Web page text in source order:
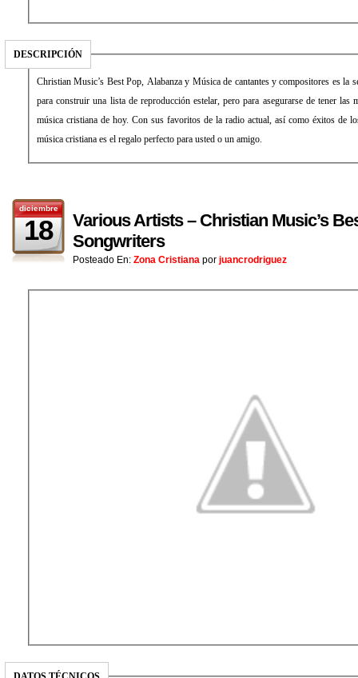
DESCRIPCIÓN
Christian Music’s Best Pop, Alabanza y Música de cantantes y compositores es la
para construir una lista de reproducción estelar, pero para asegurarse de tener las
música cristiana de hoy. Con sus favoritos de la radio actual, así como éxitos de
música cristiana es el regalo perfecto para usted o un amigo.
diciembre
18
Various Artists – Christian Music’s
Songwriters
Posteado En: Zona Cristiana por juancrodriguez